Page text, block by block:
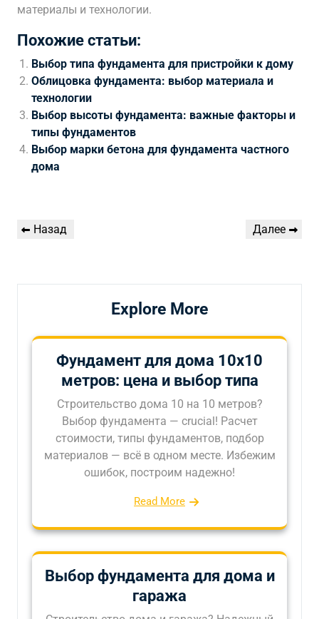
материалы и технологии.
Похожие статьи:
Выбор типа фундамента для пристройки к дому
Облицовка фундамента: выбор материала и
технологии
Выбор высоты фундамента: важные факторы и
типы фундаментов
Выбор марки бетона для фундамента частного
дома
Навигация
Предыдущая
Назад
Следующая
Далее
Explore More
Фундамент для дома 10х10
метров: цена и выбор типа
Строительство дома 10 на 10 метров?
Выбор фундамента — crucial! Расчет
стоимости, типы фундаментов, подбор
материалов — всё в одном месте. Избежим
ошибок, построим надежно!
Read More
Выбор фундамента для дома и
гаража